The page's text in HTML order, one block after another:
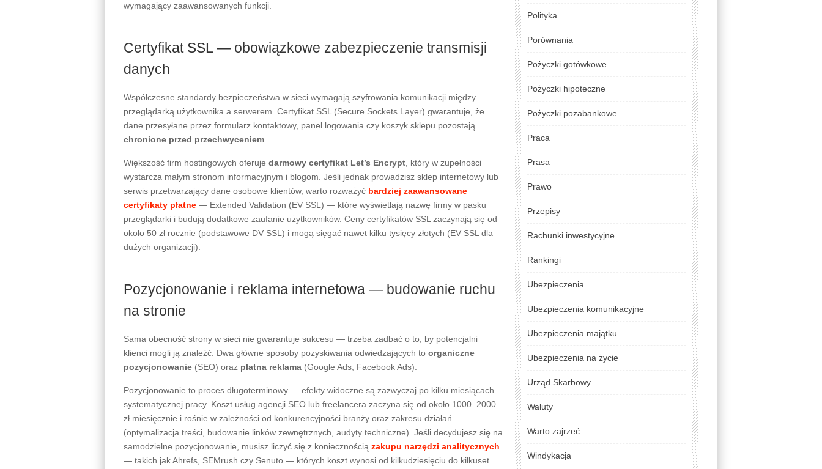
wymagający zaawansowanych funkcji.
Certyfikat SSL — obowiązkowe zabezpieczenie transmisji
danych
Współczesne standardy bezpieczeństwa w sieci wymagają szyfrowania komunikacji między
przeglądarką użytkownika a serwerem. Certyfikat SSL (Secure Sockets Layer) gwarantuje, że
dane przesyłane przez formularz kontaktowy, panel logowania czy koszyk sklepu pozostają
chronione przed przechwyceniem
Większość firm hostingowych oferuje darmowy certyfikat Let’s Encrypt , który w zupełności
wystarcza małym stronom informacyjnym i blogom. Jeśli jednak prowadzisz sklep internetowy lub
serwis przetwarzający dane osobowe klientów, warto rozważyć bardziej zaawansowane
certyfikaty płatne — Extended Validation (EV SSL) — które wyświetlają nazwę firmy w pasku
przeglądarki i budują dodatkowe zaufanie użytkowników. Ceny certyfikatów SSL zaczynają się od
około 50 zł rocznie (podstawowe DV SSL) i mogą sięgać nawet kilku tysięcy złotych (EV SSL dla
dużych organizacji).
Pozycjonowanie i reklama internetowa — budowanie ruchu
na stronie
Sama obecność strony w sieci nie gwarantuje sukcesu — trzeba zadbać o to, by potencjalni
klienci mogli ją znaleźć. Dwa główne sposoby pozyskiwania odwiedzających to organiczne
pozycjonowanie (SEO) oraz płatna reklama (Google Ads, Facebook Ads).
Pozycjonowanie to proces długoterminowy — efekty widoczne są zazwyczaj po kilku miesiącach
systematycznej pracy. Koszt usług agencji SEO lub freelancera zaczyna się od około 1000–2000
zł miesięcznie i rośnie w zależności od konkurencyjności branży oraz zakresu działań
(optymalizacja treści, budowanie linków zewnętrznych, audyty techniczne). Jeśli decydujesz się na
samodzielne pozycjonowanie, musisz liczyć się z koniecznością zakupu narzędzi analitycznych
— takich jak Ahrefs, SEMrush czy Senuto — których koszt wynosi od kilkudziesięciu do kilkuset
Polityka
Porównania
Pożyczki gotówkowe
Pożyczki hipoteczne
Pożyczki pozabankowe
Praca
Prasa
Prawo
Przepisy
Rachunki inwestycyjne
Rankingi
Ubezpieczenia
Ubezpieczenia komunikacyjne
Ubezpieczenia majątku
Ubezpieczenia na życie
Urząd Skarbowy
Waluty
Warto zajrzeć
Windykacja